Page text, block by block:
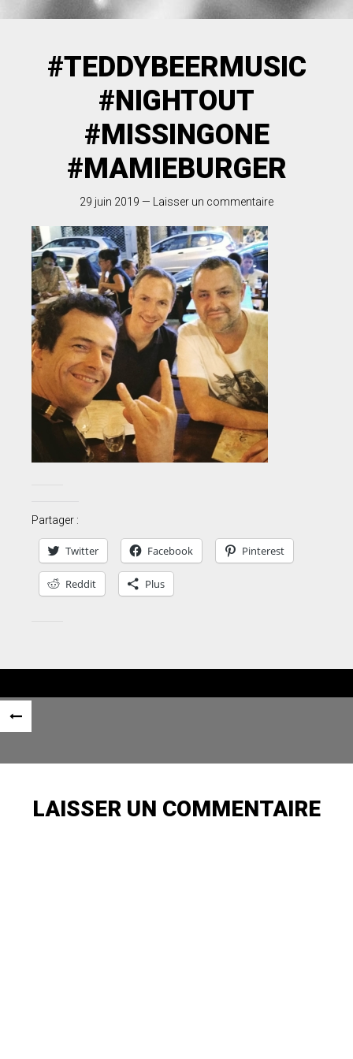
#TEDDYBEERMUSIC
#NIGHTOUT
#MISSINGONE
#MAMIEBURGER
29 juin 2019 — Laisser un commentaire
Partager :
Twitter Facebook Pinterest
Reddit Plus
Navigation
LAISSER UN COMMENTAIRE